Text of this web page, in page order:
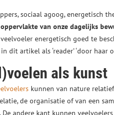
sociaal agoog, energetisch
van onze dagelijks
energetisch goed te
dit artikel als ‘reader’ ‘door haar
als kunst
kunnen van nature
de organisatie of van een
De andere kant kunnen